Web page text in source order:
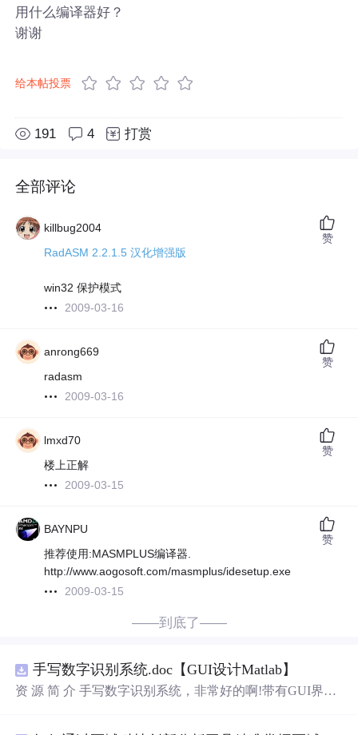
用什么编译器好？
谢谢
给本帖投票
191 4 打赏
全部评论
killbug2004
RadASM 2.2.1.5 汉化增强版
win32 保护模式
2009-03-16
赞
anrong669
radasm
2009-03-16
赞
lmxd70
楼上正解
2009-03-15
赞
BAYNPU
推荐使用:MASMPLUS编译器.
http://www.aogosoft.com/masmplus/idesetup.exe
2009-03-15
赞
——到底了——
手写数字识别系统.doc【GUI设计Matlab】
资 源 简 介 手写数字识别系统，非常好的啊!带有GUI界